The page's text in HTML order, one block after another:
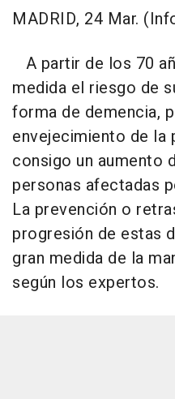
MADRID, 24 Mar.
A partir de los 70
medida el riesgo de
forma de demencia,
envejecimiento de la
consigo un aumento
personas afectadas
La prevención o
progresión de estas
gran medida de la
según los expertos.